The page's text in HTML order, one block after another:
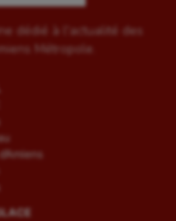
dédié à l'actualité des
Métropole.